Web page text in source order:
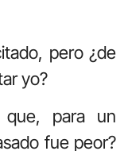
pero ¿de
yo?
que, para un
fue peor?